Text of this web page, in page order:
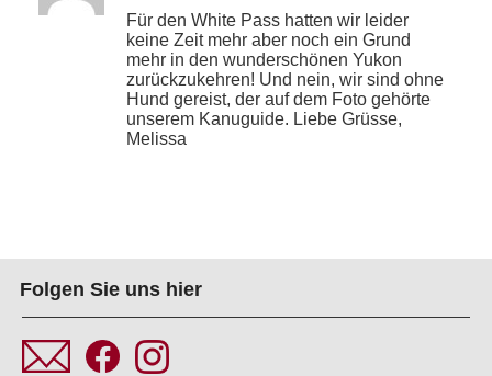
Für den White Pass hatten wir leider
keine Zeit mehr aber noch ein Grund
mehr in den wunderschönen Yukon
zurückzukehren! Und nein, wir sind ohne
Hund gereist, der auf dem Foto gehörte
unserem Kanuguide. Liebe Grüsse,
Melissa
Folgen Sie uns hier